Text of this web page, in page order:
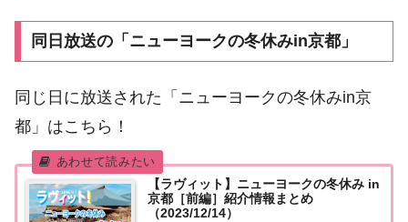
同日放送の「ニューヨークの冬休みin京都」
同じ日に放送された「ニューヨークの冬休みin京
都」はこちら！
【ラヴィット】ニューヨークの冬休み in
京都［前編］紹介情報まとめ
（2023/12/14）